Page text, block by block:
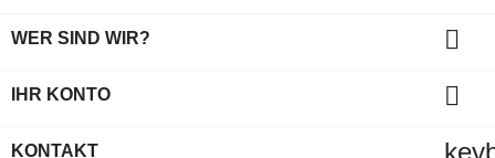
WER SIND WIR? 
IHR KONTO 
KONTAKT